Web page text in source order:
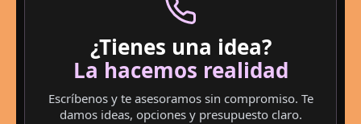
¿Tienes una idea?
La hacemos realidad
Escríbenos y te asesoramos sin compromiso. Te
damos ideas, opciones y presupuesto claro.